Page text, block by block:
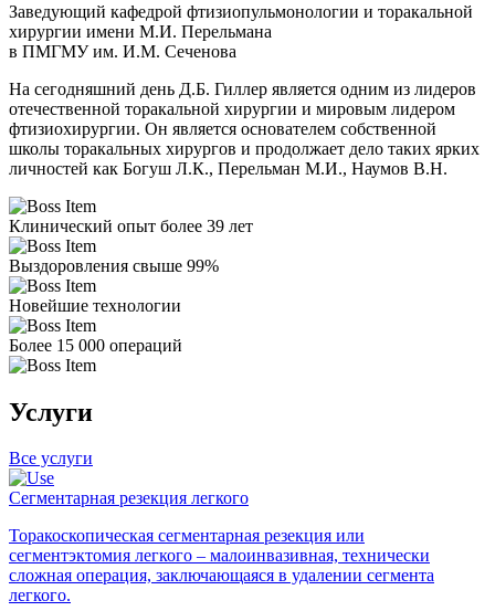
Заведующий кафедрой фтизиопульмонологии и торакальной
хирургии имени М.И. Перельмана
в ПМГМУ им. И.М. Сеченова
На сегодняшний день Д.Б. Гиллер является одним из лидеров
отечественной торакальной хирургии и мировым лидером
фтизиохирургии. Он является основателем собственной
школы торакальных хирургов и продолжает дело таких ярких
личностей как Богуш Л.К., Перельман М.И., Наумов В.Н.
Клинический опыт более 39 лет
Выздоровления свыше 99%
Новейшие технологии
Более 15 000 операций
Услуги
Все услуги
Сегментарная резекция легкого
Торакоскопическая сегментарная резекция или
сегментэктомия легкого – малоинвазивная, технически
сложная операция, заключающаяся в удалении сегмента
легкого.